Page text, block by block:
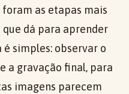
as etapas mais
que dá para aprender
simples: observar o
a gravação final, para
imagens parecem